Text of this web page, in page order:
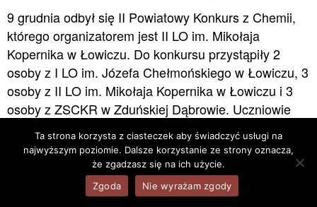
9 grudnia odbył się II Powiatowy Konkurs z Chemii,
którego organizatorem jest II LO im. Mikołaja
Kopernika w Łowiczu. Do konkursu przystąpiły 2
osoby z I LO im. Józefa Chełmońskiego w Łowiczu, 3
osoby z II LO im. Mikołaja Kopernika w Łowiczu i 3
osoby z ZSCKR w Zduńskiej Dąbrowie. Uczniowie
zmagali się z zagadnieniami obejmującymi
Konkursie
z
Chemii
Szkolny konkurs chemiczny
Ta strona korzysta z ciasteczek aby świadczyć usługi na
najwyższym poziomie. Dalsze korzystanie ze strony oznacza,
że zgadzasz się na ich użycie.
Zgoda
Nie wyrażam zgody